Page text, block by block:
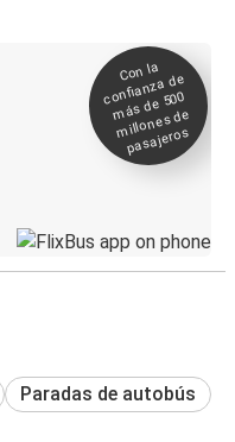
Con la
confianza de
más de 500
millones de
pasajeros
Paradas de autobús